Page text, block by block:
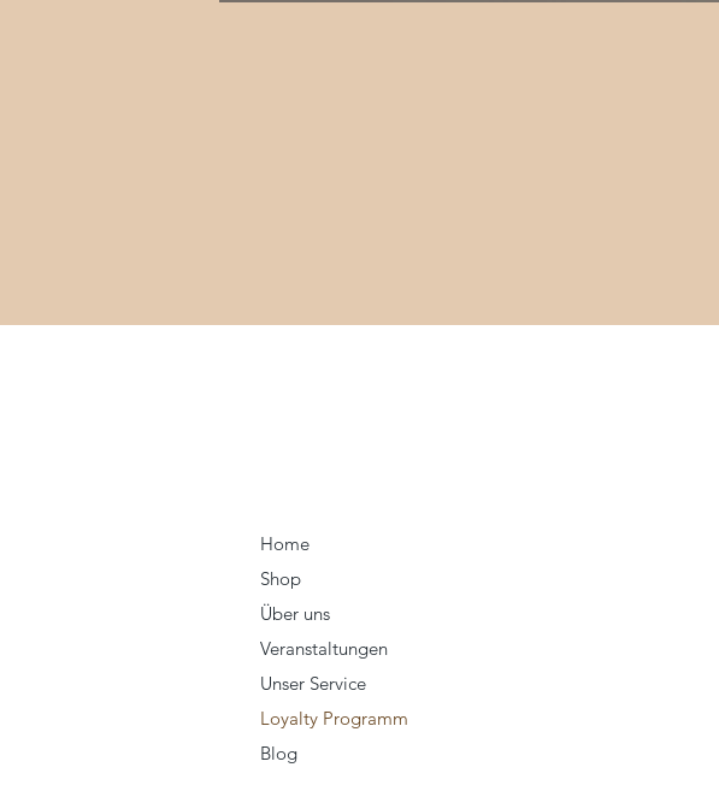
Home
Shop
Über uns
Veranstaltungen
Unser Service
Loyalty Programm
Blog